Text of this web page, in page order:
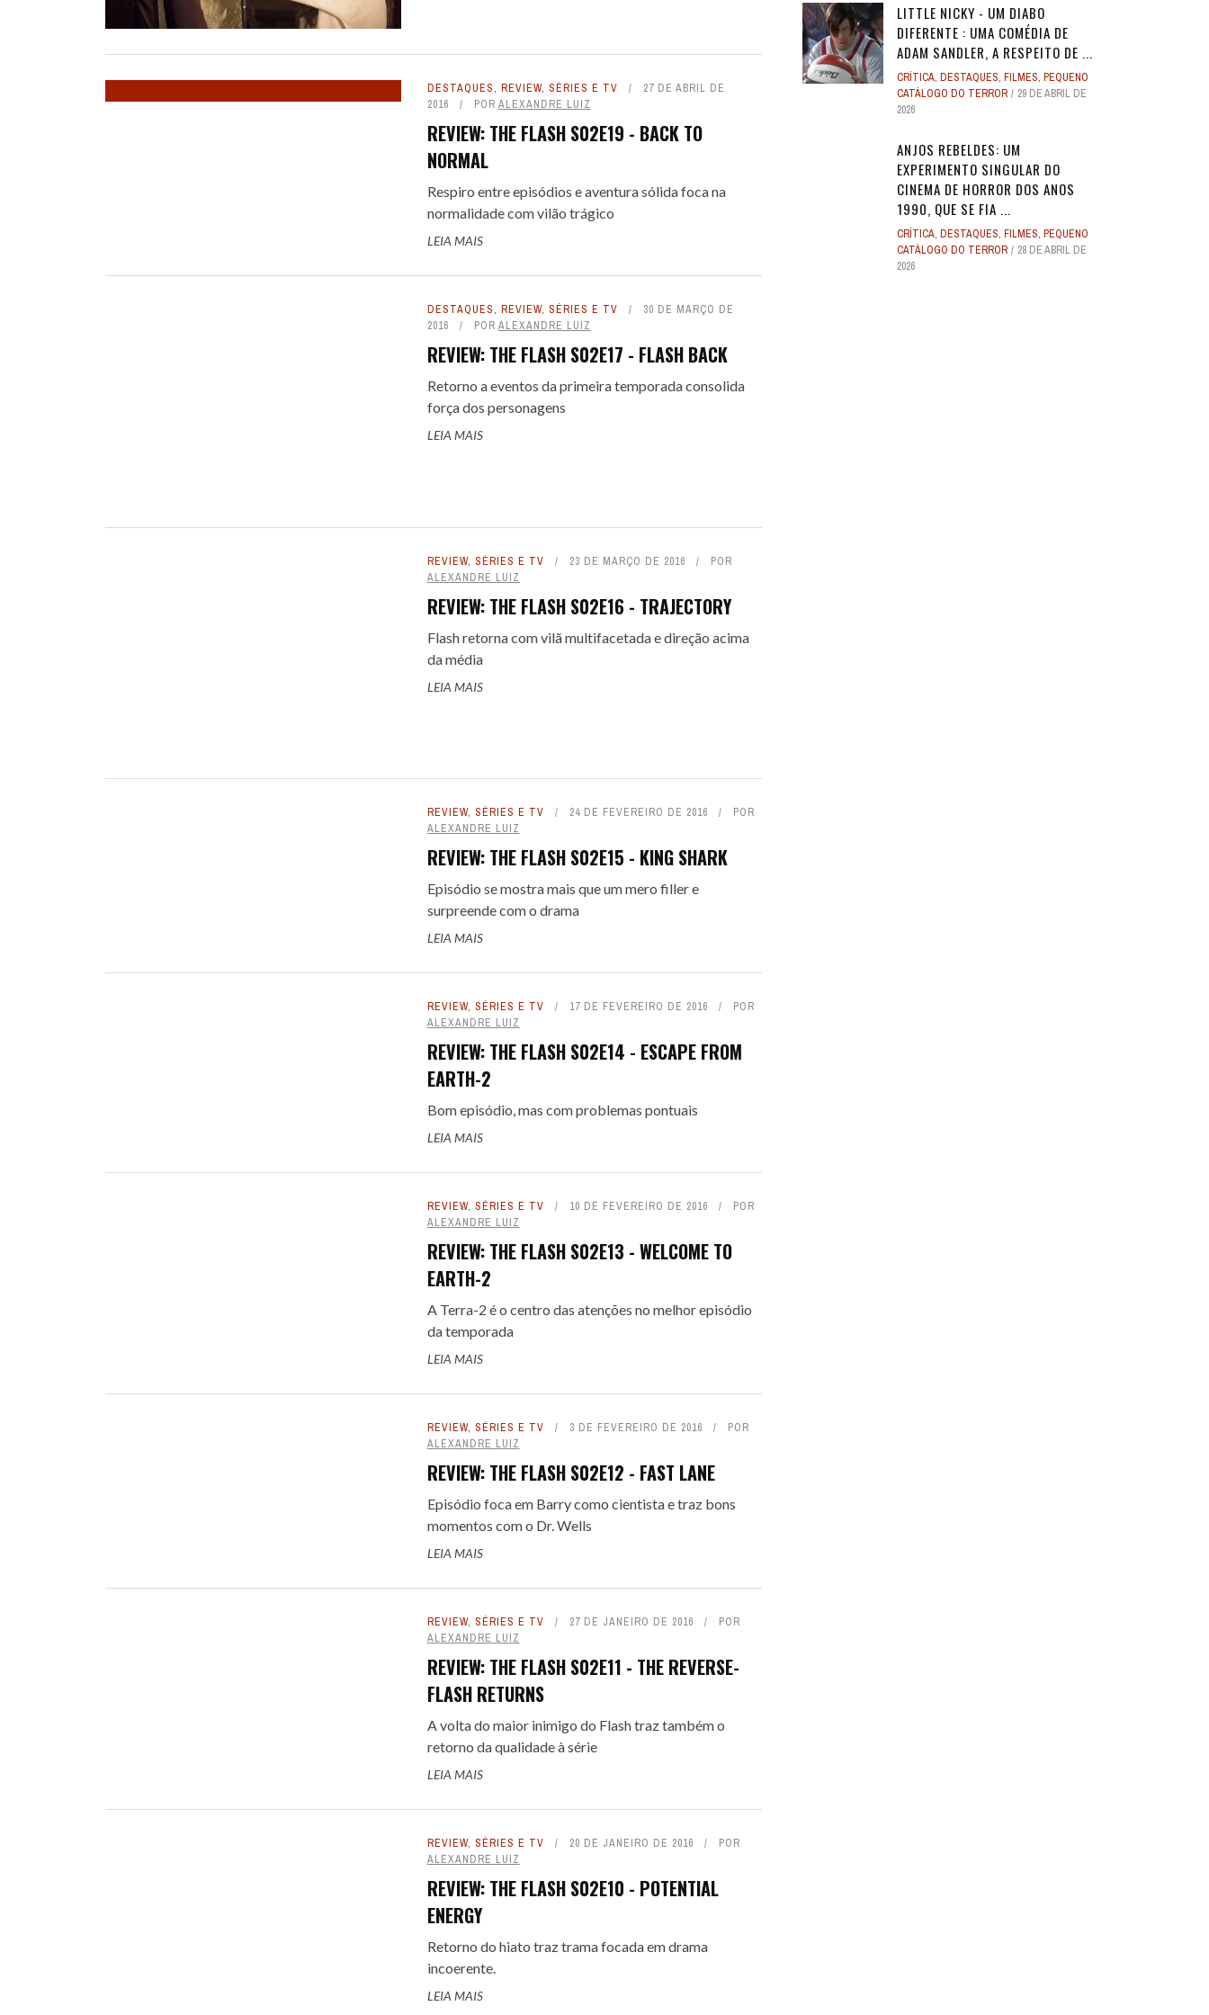
DESTAQUES, REVIEW, SÉRIES E TV
27 DE ABRIL DE
2016
POR ALEXANDRE LUIZ
REVIEW: THE FLASH S02E19 - BACK TO
NORMAL
Respiro entre episódios e aventura sólida foca na
normalidade com vilão trágico
LEIA MAIS
DESTAQUES, REVIEW, SÉRIES E TV
30 DE MARÇO DE
2016
POR ALEXANDRE LUIZ
REVIEW: THE FLASH S02E17 - FLASH BACK
Retorno a eventos da primeira temporada consolida
força dos personagens
LEIA MAIS
REVIEW, SÉRIES E TV 23 DE MARÇO DE 2016
POR
ALEXANDRE LUIZ
REVIEW: THE FLASH S02E16 - TRAJECTORY
Flash retorna com vilã multifacetada e direção acima
da média
LEIA MAIS
REVIEW, SÉRIES E TV 24 DE FEVEREIRO DE 2016
POR
ALEXANDRE LUIZ
REVIEW: THE FLASH S02E15 - KING SHARK
Episódio se mostra mais que um mero filler e
surpreende com o drama
LEIA MAIS
REVIEW, SÉRIES E TV 17 DE FEVEREIRO DE 2016
POR
ALEXANDRE LUIZ
REVIEW: THE FLASH S02E14 - ESCAPE FROM
EARTH-2
Bom episódio, mas com problemas pontuais
LEIA MAIS
REVIEW, SÉRIES E TV 10 DE FEVEREIRO DE 2016
POR
ALEXANDRE LUIZ
REVIEW: THE FLASH S02E13 - WELCOME TO
EARTH-2
A Terra-2 é o centro das atenções no melhor episódio
da temporada
LEIA MAIS
REVIEW, SÉRIES E TV 3 DE FEVEREIRO DE 2016
POR
ALEXANDRE LUIZ
REVIEW: THE FLASH S02E12 - FAST LANE
Episódio foca em Barry como cientista e traz bons
momentos com o Dr. Wells
LEIA MAIS
REVIEW, SÉRIES E TV 27 DE JANEIRO DE 2016
POR
ALEXANDRE LUIZ
REVIEW: THE FLASH S02E11 - THE REVERSE-
FLASH RETURNS
A volta do maior inimigo do Flash traz também o
retorno da qualidade à série
LEIA MAIS
REVIEW, SÉRIES E TV 20 DE JANEIRO DE 2016
POR
ALEXANDRE LUIZ
REVIEW: THE FLASH S02E10 - POTENTIAL
ENERGY
Retorno do hiato traz trama focada em drama
incoerente.
LEIA MAIS
LITTLE NICKY - UM DIABO
DIFERENTE : UMA COMÉDIA DE
ADAM SANDLER, A RESPEITO DE ...
CRÍTICA, DESTAQUES, FILMES, PEQUENO
CATÁLOGO DO TERROR
29 DE ABRIL DE
2026
ANJOS REBELDES: UM
EXPERIMENTO SINGULAR DO
CINEMA DE HORROR DOS ANOS
1990, QUE SE FIA ...
CRÍTICA, DESTAQUES, FILMES, PEQUENO
CATÁLOGO DO TERROR
28 DE ABRIL DE
2026